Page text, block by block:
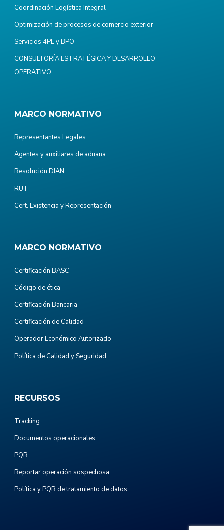
Coordinación Logística Integral
Optimización de procesos de comercio exterior
Servicios 4PL y BPO
CONSULTORÍA ESTRATÉGICA Y DESARROLLO
OPERATIVO
MARCO NORMATIVO
Representantes Legales
Agentes y auxiliares de aduana
Resolución DIAN
RUT
Cert. Existencia y Representación
MARCO NORMATIVO
Certificación BASC
Código de ética
Certificación Bancaria
Certificación de Calidad
Operador Económico Autorizado
Política de Calidad y Seguridad
RECURSOS
Tracking
Documentos operacionales
PQR
Reportar operación sospechosa
Política y PQR de tratamiento de datos